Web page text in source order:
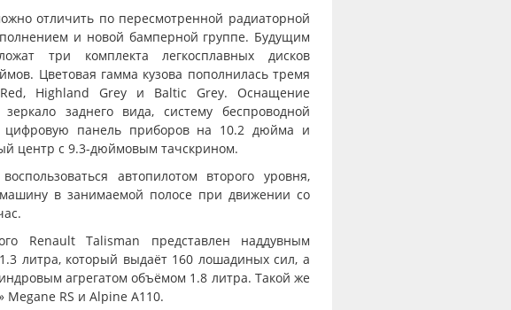
отличить по пересмотренной радиаторной
и новой бамперной группе. Будущим
три комплекта легкосплавных дисков
Цветовая гамма кузова пополнилась тремя
Highland Grey и Baltic Grey. Оснащение
заднего вида, систему беспроводной
цифровую панель приборов на 10.2 дюйма и
центр с 9.3-дюймовым тачскрином.
автопилотом второго уровня,
в занимаемой полосе при движении со
Renault Talisman представлен наддувным
литра, который выдаёт 160 лошадиных сил, а
агрегатом объёмом 1.8 литра. Такой же
Megane RS и Alpine A110.